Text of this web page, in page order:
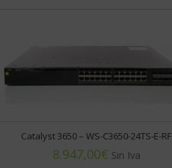
Catalyst 3650 – WS-C3650-24TS-E-RF
€